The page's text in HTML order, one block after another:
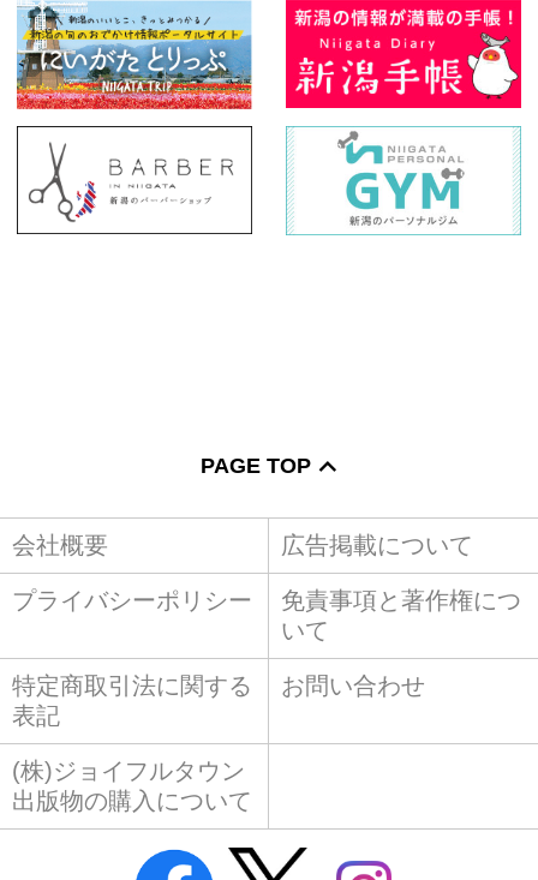
PAGE TOP
会社概要 広告掲載について
プライバシーポリシー
免責事項と著作権につ
いて
特定商取引法に関する
表記
お問い合わせ
(株)ジョイフルタウン
出版物の購入について